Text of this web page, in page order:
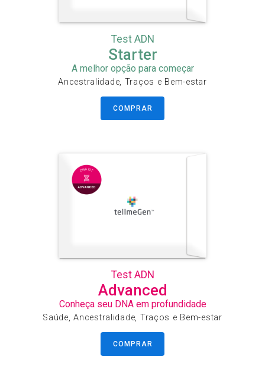
Test ADN
Starter
A melhor opção para começar
Ancestralidade, Traços e Bem-estar
COMPRAR
Test ADN
Advanced
Conheça seu DNA em profundidade
Saúde, Ancestralidade, Traços e Bem-estar
COMPRAR